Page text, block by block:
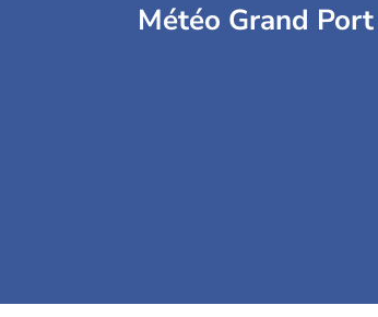
Météo Grand Port